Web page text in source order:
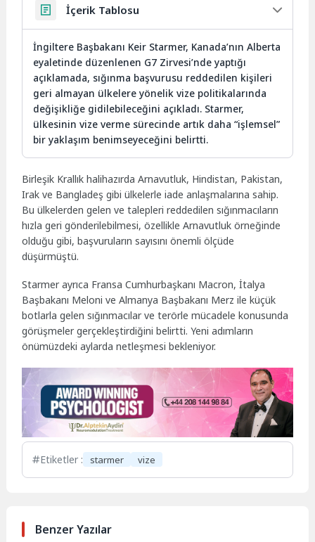
İçerik Tablosu
İngiltere Başbakanı Keir Starmer, Kanada’nın Alberta
eyaletinde düzenlenen G7 Zirvesi’nde yaptığı
açıklamada, sığınma başvurusu reddedilen kişileri
geri almayan ülkelere yönelik vize politikalarında
değişikliğe gidilebileceğini açıkladı. Starmer,
ülkesinin vize verme sürecinde artık daha “işlemsel”
bir yaklaşım benimseyeceğini belirtti.
Birleşik Krallık halihazırda Arnavutluk, Hindistan, Pakistan,
Irak ve Bangladeş gibi ülkelerle iade anlaşmalarına sahip.
Bu ülkelerden gelen ve talepleri reddedilen sığınmacıların
hızla geri gönderilebilmesi, özellikle Arnavutluk örneğinde
olduğu gibi, başvuruların sayısını önemli ölçüde
düşürmüştü.
Starmer ayrıca Fransa Cumhurbaşkanı Macron, İtalya
Başbakanı Meloni ve Almanya Başbakanı Merz ile küçük
botlarla gelen sığınmacılar ve terörle mücadele konusunda
görüşmeler gerçekleştirdiğini belirtti. Yeni adımların
önümüzdeki aylarda netleşmesi bekleniyor.
Etiketler : starmer vize
Benzer Yazılar